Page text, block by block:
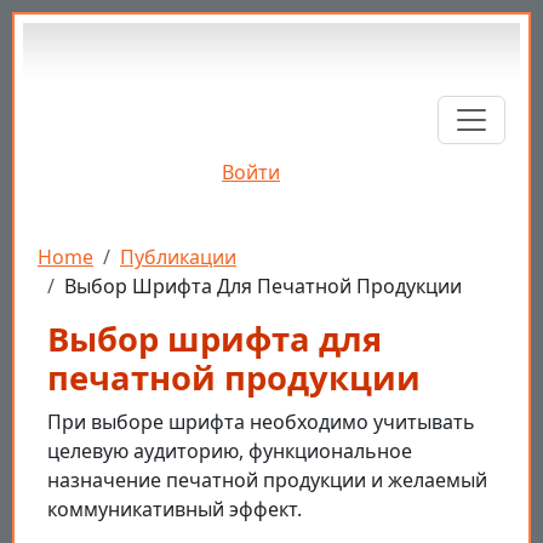
Перейти к основному содержанию
Войти
Строка навигации
Home
Публикации
Выбор Шрифта Для Печатной Продукции
Выбор шрифта для
печатной продукции
При выборе шрифта необходимо учитывать
целевую аудиторию, функциональное
назначение печатной продукции и желаемый
коммуникативный эффект.